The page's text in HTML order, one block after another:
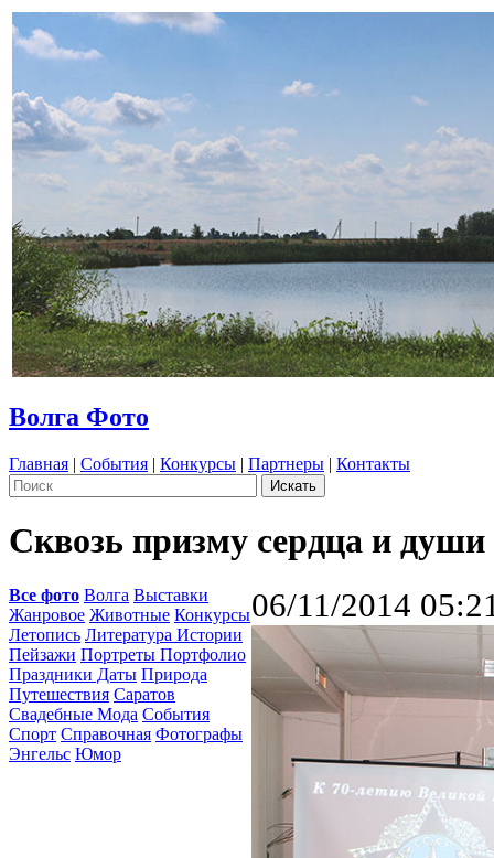
Волга Фото
Главная | События | Конкурсы | Партнеры | Контакты
Сквозь призму сердца и души
Все фото Волга Выставки
Жанровое Животные Конкурсы
Летопись Литература Истории
Пейзажи Портреты Портфолио
Праздники Даты Природа
Путешествия Саратов
Свадебные Мода События
Спорт Справочная Фотографы
Энгельс Юмор
06/11/2014